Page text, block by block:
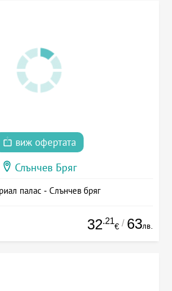
виж офертата
Слънчев Бряг
палас - Слънчев бряг
32.21
€ / 63лв.